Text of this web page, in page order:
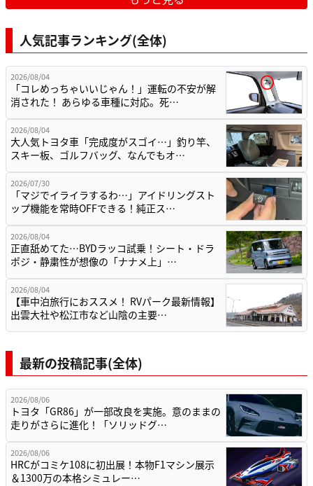
人気記事ランキング(全体)
2026/08/04
「コレめっちゃいいじゃん！」運転の不安が解
消された！ あらゆる車種に対応。死…
2026/08/04
大人気トヨタ車「完成度がスゴイ…」釣り竿、
スキー板、ゴルフバッグ、なんでもオ…
2026/07/30
「マジでイライラするわ…」アイドリングスト
ップ機能を常時OFFできる！純正ス…
2026/08/04
正直舐めてた…BYDラッコ試乗！シート・ドラ
ポジ・静粛性が想像の「ナナメ上」…
2026/08/04
【車中泊旅行におススメ！ RVパーク最新情報】
出雲大社や松江市など山陰の主要…
最新の投稿記事(全体)
2026/08/06
トヨタ「GR86」が一部改良を実施。意のままの
走りがさらに進化！「ソリッドグ…
2026/08/06
HRCがコミケ108に初出展！本物F1マシン展示
＆1300万の本格シミュレー…